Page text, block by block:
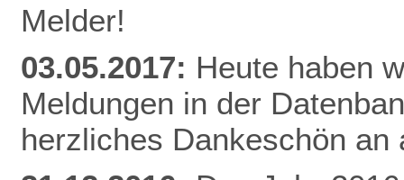
Melder!
03.05.2017: Heute haben
Meldungen in der
herzliches Dankeschön